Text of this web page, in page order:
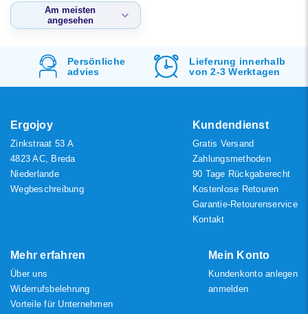
Niedrigster Preis
Höchster Preis
Am meisten
angesehen
angesehen
Neueste Produkte
Höchster Preis
Persönliche
advies
Lieferung innerhalb
von 2-3 Werktagen
Ergojoy
Zinkstraat 53 A
4823 AC, Breda
Niederlande
Wegbeschreibung
Kundendienst
Gratis Versand
Zahlungsmethoden
90 Tage Rückgaberecht
Kostenlose Retouren
Garantie-Retourenservice
Kontakt
Mehr erfahren
Über uns
Widerrufsbelehrung
Vorteile für Unternehmen
Mein Konto
Kundenkonto anlegen
anmelden